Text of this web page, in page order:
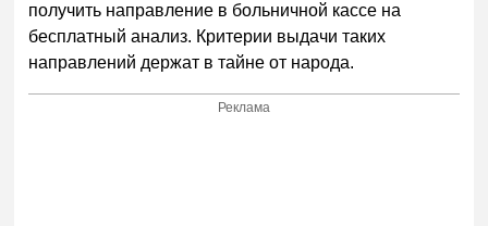
получить направление в больничной кассе на
бесплатный анализ. Критерии выдачи таких
направлений держат в тайне от народа.
Реклама